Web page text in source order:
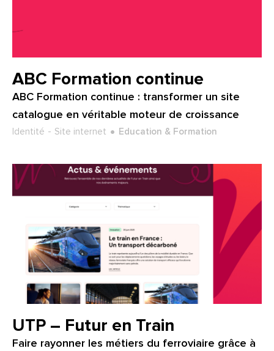
Client :
ABC Formation continue
ABC Formation continue : transformer un site
catalogue en véritable moteur de croissance
Type de projet :
Identité Site internet
Secteur : Education & Formation
Client :
UTP – Futur en Train
Faire rayonner les métiers du ferroviaire grâce à